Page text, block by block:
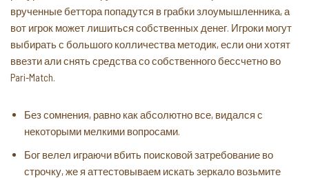
врученные беттора попадутся в грабки злоумышленника, а
вот игрок может лишиться собственных денег. Игроки могут
выбирать с большого колличества методик, если они хотят
ввезти али снять средства со собственного бессчетно во
Pari-Match.
Без сомнения, равно как абсолютно все, видался с
некоторыми мелкими вопросами.
Бог велел играючи вбить поисковой затребование во
строчку, же я аттестовываем искать зеркало возьмите